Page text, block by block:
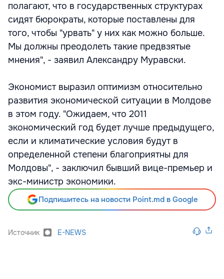
полагают, что в государственных структурах
сидят бюрократы, которые поставлены для
того, чтобы "урвать" у них как можно больше.
Мы должны преодолеть такие предвзятые
мнения", - заявил Александру Муравски.
Экономист выразил оптимизм относительно
развития экономической ситуации в Молдове
в этом году. "Ожидаем, что 2011
экономический год будет лучше предыдущего,
если и климатические условия будут в
определенной степени благоприятны для
Молдовы", - заключил бывший вице-премьер и
экс-министр экономики.
Подпишитесь на новости Point.md в Google
Источник E-NEWS